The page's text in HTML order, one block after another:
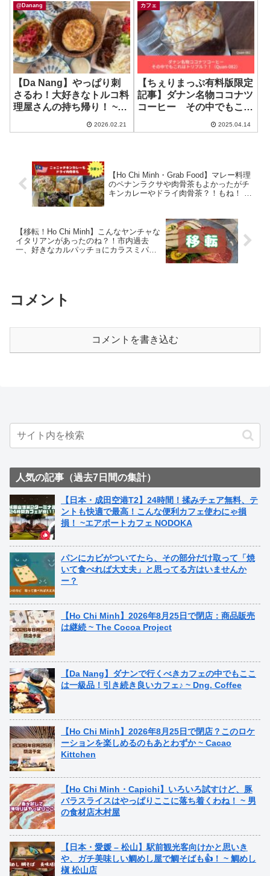
@Danang
【Da Nang】やっぱり刺
さるわ！大好きなトルコ料
理屋さんの持ち帰り！ ~
House
2026.02.21
カフェ
【ちぇりまっぷ有料版限定
記事】ダナン名物ココナツ
コーヒー その中でもこれ
082））
2025.04.14
【Ho Chi Minh・Grab Food】マレー料理
のペナンラクサや肉骨茶もよかったがチ
キンカレーやドライ肉骨茶？！もね！ ~
【移転！Ho Chi Minh】こんなヤンチャな
イタリアンがあったのね？！市内過去
一、好きなカルパッチョにカラスミパス
コメント
コメントを書き込む
人気の記事（過去7日間の集計）
【日本・成田空港T2】24時間！揉みチェア無料、テ
ントも快適で最高！こんな便利カフェ使わにゃ損
損！ ~エアポートカフェ NODOKA
パンにカビがついてたら、その部分だけ取って「焼
いて食べれば大丈夫」と思ってる方はいませんか
ー？
【Ho Chi Minh】2026年8月25日で閉店：商品販売
は継続 ~ The Cocoa Project
【Da Nang】ダナンで行くべきカフェの中でもここ
は一級品！引き続き良いカフェ♪ ~ Dng. Coffee
【Ho Chi Minh】2026年8月25日で閉店？このロケ
ーションを楽しめるのもあとわずか ~ Cacao
Kittchen
【Ho Chi Minh・Capichi】いろいろ試すけど、豚
バラスライスはやっぱりここに落ち着くわね！ ~ 男
の食材店木村屋
【日本・愛媛 – 松山】駅前観光客向けかと思いき
や、ガチ美味しい鯛めし屋で鯛そばも👍！ ~ 鯛めし
槇 松山店